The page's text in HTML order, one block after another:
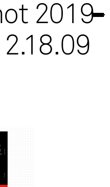
2019-